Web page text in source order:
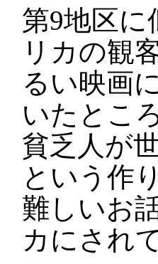
第9地区
リカの観
るい映画
いたとこ
貧乏人が
という作
難しいお
カにされ